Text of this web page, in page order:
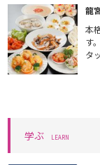
龍
本
す
タ
学ぶ LEARN